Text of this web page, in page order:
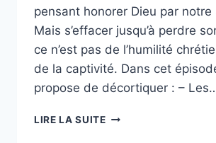
pensant honorer Dieu par notre
Mais s’effacer jusqu’à perdre
ce n’est pas de l’humilité
de la captivité. Dans cet
propose de décortiquer : –
LIRE LA SUITEÉPISODE